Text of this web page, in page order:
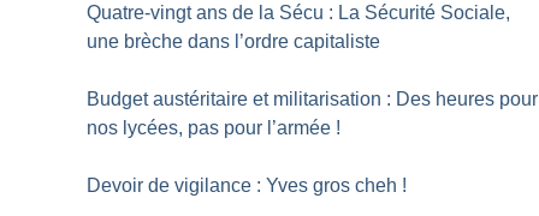
Quatre-vingt ans de la Sécu : La Sécurité Sociale,
une brèche dans l’ordre capitaliste
Budget austéritaire et militarisation : Des heures pour
nos lycées, pas pour l’armée !
Devoir de vigilance : Yves gros cheh !